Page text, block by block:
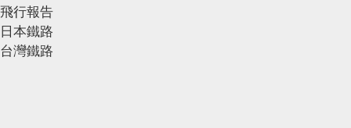
飛行報告
日本鐵路
台灣鐵路